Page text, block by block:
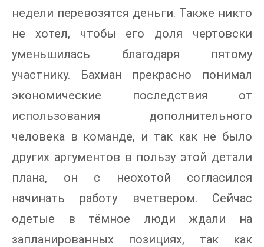
недели перевозятся деньги. Также никто
не хотел, чтобы его доля чертовски
уменьшилась благодаря пятому
участнику. Бахман прекрасно понимал
экономические последствия от
использования дополнительного
человека в команде, и так как не было
других аргументов в пользу этой детали
плана, он с неохотой согласился
начинать работу вчетвером. Сейчас
одетые в тёмное люди ждали на
запланированных позициях, так как